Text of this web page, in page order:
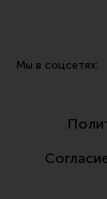
Мы в соцсетях: